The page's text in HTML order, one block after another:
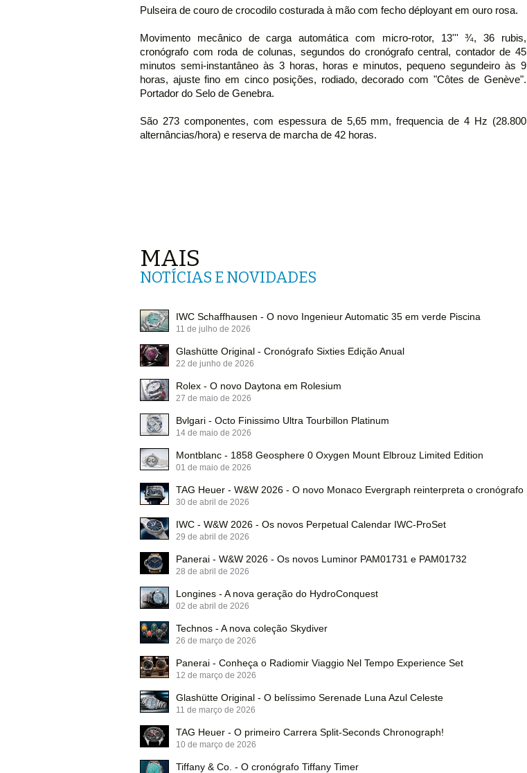
Pulseira de couro de crocodilo costurada à mão com fecho déployant em ouro rosa.
Movimento mecânico de carga automática com micro-rotor, 13''' ¾, 36 rubis,
cronógrafo com roda de colunas, segundos do cronógrafo central, contador de 45
minutos semi-instantâneo às 3 horas, horas e minutos, pequeno segundeiro às 9
horas, ajuste fino em cinco posições, rodiado, decorado com "Côtes de Genève".
Portador do Selo de Genebra.
São 273 componentes, com espessura de 5,65 mm, frequencia de 4 Hz (28.800
alternâncias/hora) e reserva de marcha de 42 horas.
MAIS
NOTÍCIAS E NOVIDADES
IWC Schaffhausen - O novo Ingenieur Automatic 35 em verde Piscina
11 de julho de 2026
Glashütte Original - Cronógrafo Sixties Edição Anual
22 de junho de 2026
Rolex - O novo Daytona em Rolesium
27 de maio de 2026
Bvlgari - Octo Finissimo Ultra Tourbillon Platinum
14 de maio de 2026
Montblanc - 1858 Geosphere 0 Oxygen Mount Elbrouz Limited Edition
01 de maio de 2026
TAG Heuer - W&W 2026 - O novo Monaco Evergraph reinterpreta o cronógrafo
30 de abril de 2026
IWC - W&W 2026 - Os novos Perpetual Calendar IWC-ProSet
29 de abril de 2026
Panerai - W&W 2026 - Os novos Luminor PAM01731 e PAM01732
28 de abril de 2026
Longines - A nova geração do HydroConquest
02 de abril de 2026
Technos - A nova coleção Skydiver
26 de março de 2026
Panerai - Conheça o Radiomir Viaggio Nel Tempo Experience Set
12 de março de 2026
Glashütte Original - O belíssimo Serenade Luna Azul Celeste
11 de março de 2026
TAG Heuer - O primeiro Carrera Split-Seconds Chronograph!
10 de março de 2026
Tiffany & Co. - O cronógrafo Tiffany Timer